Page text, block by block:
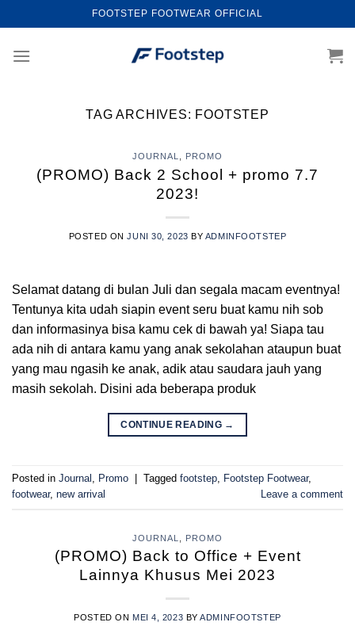
to
content
FOOTSTEP FOOTWEAR OFFICIAL
TAG ARCHIVES: FOOTSTEP
JOURNAL PROMO
(PROMO) Back 2 School + promo 7.7
2023!
POSTED ONJUNI 30, 2023 BY ADMINFOOTSTEP
Selamat datang di bulan Juli dan segala macam eventnya!
Tentunya kita udah siapin event seru buat kamu nih sob
dan informasinya bisa kamu cek di bawah ya! Siapa tau
ada nih di antara kamu yang anak sekolahan ataupun buat
yang mau ngasih ke anak, adik atau saudara jauh yang
masih sekolah. Disini ada beberapa produk
CONTINUE READING →
Posted in Journal Promo Tagged footstep Footstep Footwear,
footwear, new arrival Leave a comment
JOURNAL PROMO
(PROMO) Back to Office + Event
Lainnya Khusus Mei 2023
POSTED ON MEI 4, 2023 BYADMINFOOTSTEP